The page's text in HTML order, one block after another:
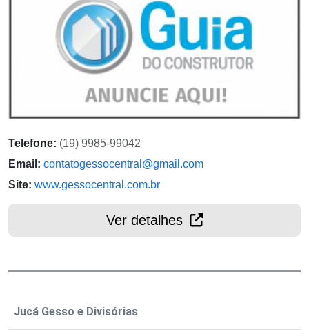
Telefone: (19) 9985-99042
Email: contatogessocentral@gmail.com
Site: www.gessocentral.com.br
Ver detalhes
Jucá Gesso e Divisórias